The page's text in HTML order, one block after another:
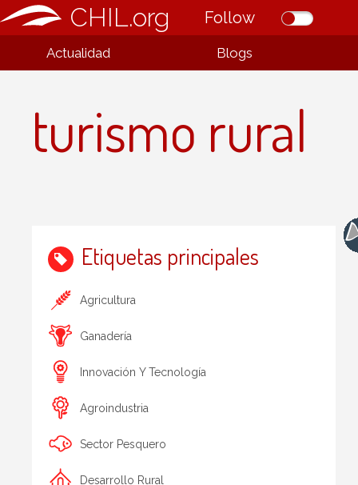
CHIL.org Follow
Actualidad Blogs
turismo rural
Etiquetas principales
Agricultura
Ganadería
Innovación Y Tecnología
Agroindustria
Sector Pesquero
Desarrollo Rural